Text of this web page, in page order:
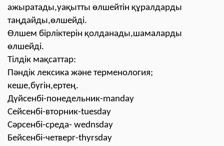
ажыратады,уақытты өлшейтін құралдарды
таңдайды,өлшейді.
Өлшем бірліктерін қолданады,шамаларды
өлшейді.
Тілдік мақсаттар:
Пәндік лексика және терменология;
кеше,бүгін,ертең.
Дүйсенбі-понедельник-manday
Сейсенбі-вторник-tuesday
Сәрсенбі-среда- wednsday
Бейсенбі-четверг-thyrsday